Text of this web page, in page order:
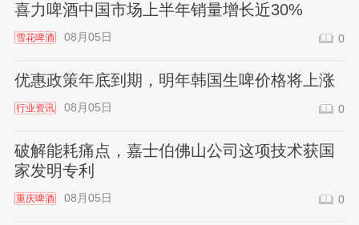
喜力啤酒中国市场上半年销量增长近30%
雪花啤酒 08月05日 0
优惠政策年底到期，明年韩国生啤价格将上涨
行业资讯 08月05日 0
破解能耗痛点，嘉士伯佛山公司这项技术获国
家发明专利
重庆啤酒 08月05日 0